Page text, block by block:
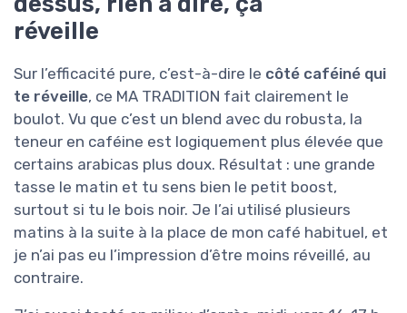
réveille
Sur l’efficacité pure, c’est-à-dire le côté caféiné qui
te réveille, ce MA TRADITION fait clairement le
boulot. Vu que c’est un blend avec du robusta, la
teneur en caféine est logiquement plus élevée que
certains arabicas plus doux. Résultat : une grande
tasse le matin et tu sens bien le petit boost,
surtout si tu le bois noir. Je l’ai utilisé plusieurs
matins à la suite à la place de mon café habituel, et
je n’ai pas eu l’impression d’être moins réveillé, au
contraire.